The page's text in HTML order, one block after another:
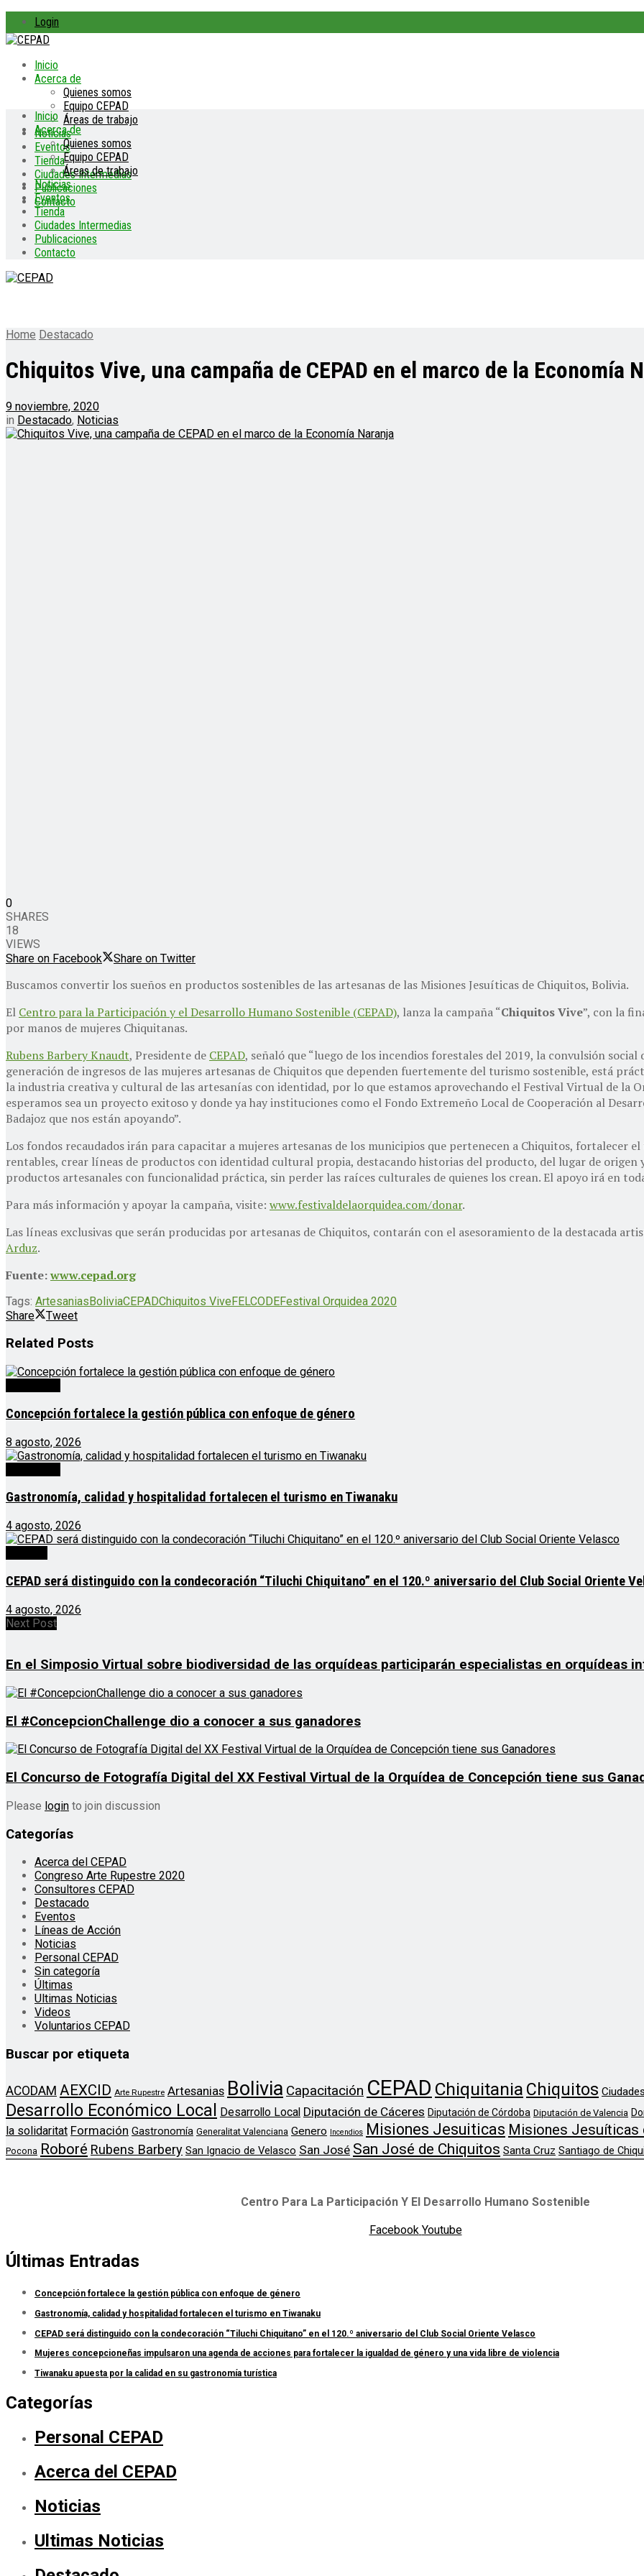
Login
Inicio
Acerca de
Quienes somos
Equipo CEPAD
Áreas de trabajo
Noticias
Eventos
Tienda
Ciudades Intermedias
Publicaciones
Contacto
Inicio
Acerca de
Quienes somos
Equipo CEPAD
Áreas de trabajo
Noticias
Eventos
Tienda
Ciudades Intermedias
Publicaciones
Contacto
Home Destacado
Chiquitos Vive, una campaña de CEPAD en el marco de la Economía
9 noviembre, 2020
in Destacado, Noticias
0
SHARES
18
VIEWS
Share on Facebook
Share on Twitter
Buscamos convertir los sueños en productos sostenibles de las artesanas de las Misiones Jesuíticas de Chiquitos, Bolivia.
El Centro para la Participación y el Desarrollo Humano Sostenible (CEPAD), lanza la campaña “Chiquitos Vive”, con la
por manos de mujeres Chiquitanas.
Rubens Barbery Knaudt, Presidente de CEPAD, señaló que “luego de los incendios forestales del 2019, la convulsión
generación de ingresos de las mujeres artesanas de Chiquitos que dependen fuertemente del turismo sostenible, está
la industria creativa y cultural de las artesanías con identidad, por lo que estamos aprovechando el Festival Virtual de la
esperamos sea un proyecto exitoso y donde ya hay instituciones como el Fondo Extremeño Local de Cooperación al
Badajoz que nos están apoyando”.
Los fondos recaudados irán para capacitar a mujeres artesanas de los municipios que pertenecen a Chiquitos, fortalecer
rentables, crear líneas de productos con identidad cultural propia, destacando historias del producto, del lugar de origen
productos artesanales con funcionalidad práctica, sin perder las raíces culturales de quienes los crean. El apoyo irá en
Para más información y apoyar la campaña, visite: www.festivaldelaorquidea.com/donar.
Las líneas exclusivas que serán producidas por artesanas de Chiquitos, contarán con el asesoramiento de la destacada
Arduz.
Fuente:www.cepad.org
Tags: ArtesaniasBoliviaCEPADChiquitos ViveFELCODEFestival Orquidea 2020
Share
Tweet
Related Posts
Concepción fortalece la gestión pública con enfoque de género
8 agosto, 2026
Gastronomía, calidad y hospitalidad fortalecen el turismo en Tiwanaku
4 agosto, 2026
CEPAD será distinguido con la condecoración “Tiluchi Chiquitano” en el 120.º aniversario del Club Social Oriente
4 agosto, 2026
Next Post
En el Simposio Virtual sobre biodiversidad de las orquídeas participarán especialistas en orquídeas
El #ConcepcionChallenge dio a conocer a sus ganadores
El Concurso de Fotografía Digital del XX Festival Virtual de la Orquídea de Concepción tiene sus
Please login to join discussion
Categorías
Acerca del CEPAD
Congreso Arte Rupestre 2020
Consultores CEPAD
Destacado
Eventos
Líneas de Acción
Noticias
Personal CEPAD
Sin categoría
Últimas
Ultimas Noticias
Videos
Voluntarios CEPAD
Buscar por etiqueta
ACODAM AEXCID Arte Rupestre Artesanias Bolivia Capacitación CEPAD Chiquitania Chiquitos
Desarrollo Económico Local Desarrollo Local Diputación de Cáceres Diputación de Córdoba Diputación de Valencia
la solidaritat Formación Gastronomía Generalitat Valenciana Genero Incendios Misiones Jesuiticas Misiones Jesuíticas
Pocona Roboré Rubens Barbery San Ignacio de Velasco San José San José de Chiquitos Santa Cruz Santiago de
Centro Para La Participación Y El Desarrollo Humano Sostenible
Facebook Youtube
Últimas Entradas
Concepción fortalece la gestión pública con enfoque de género
Gastronomía, calidad y hospitalidad fortalecen el turismo en Tiwanaku
CEPAD será distinguido con la condecoración “Tiluchi Chiquitano” en el 120.º aniversario del Club Social Oriente Velasco
Mujeres concepcioneñas impulsaron una agenda de acciones para fortalecer la igualdad de género y una vida libre de violencia
Tiwanaku apuesta por la calidad en su gastronomía turística
Categorías
Personal CEPAD
Acerca del CEPAD
Noticias
Ultimas Noticias